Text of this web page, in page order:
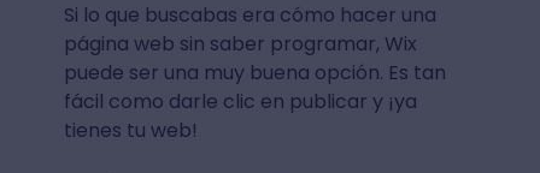
Si lo que buscabas era cómo hacer una
página web sin saber programar, Wix
puede ser una muy buena opción. Es tan
fácil como darle clic en publicar y ¡ya
tienes tu web!